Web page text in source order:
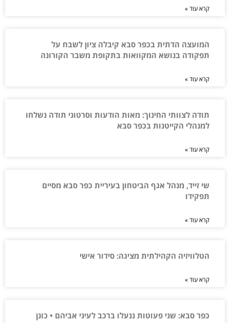
קרא עוד »
המועצה הדתית בכפר סבא קיבלה ציון לשבח על
תפקודה בנושא המקוואות בתקופת משבר הקורונה
קרא עוד »
תודה לצוותי החינוך: מאות הודעות וסרטוני תודה נשלחו
למנהלי הקייטנות בכפר סבא
קרא עוד »
שי זייד, מנהל אגף הביטחון בעיריית כפר סבא מסיים
תפקידו
קרא עוד »
הטלוויזיה הקהילתית מציגה: סידור אישי
קרא עוד »
כפר סבא: שני פעוטות ננעלו ברכב לעיני אביהם • כונן